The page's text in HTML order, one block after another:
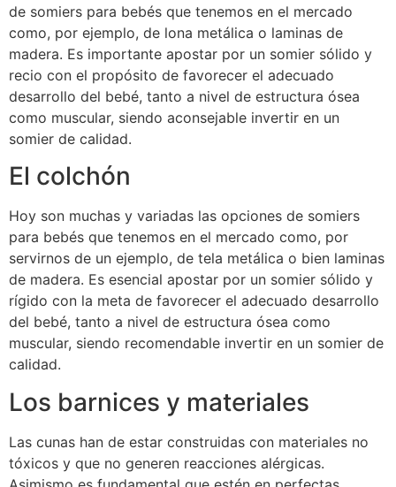
de somiers para bebés que tenemos en el mercado
como, por ejemplo, de lona metálica o laminas de
madera. Es importante apostar por un somier sólido y
recio con el propósito de favorecer el adecuado
desarrollo del bebé, tanto a nivel de estructura ósea
como muscular, siendo aconsejable invertir en un
somier de calidad.
El colchón
Hoy son muchas y variadas las opciones de somiers
para bebés que tenemos en el mercado como, por
servirnos de un ejemplo, de tela metálica o bien laminas
de madera. Es esencial apostar por un somier sólido y
rígido con la meta de favorecer el adecuado desarrollo
del bebé, tanto a nivel de estructura ósea como
muscular, siendo recomendable invertir en un somier de
calidad.
Los barnices y materiales
Las cunas han de estar construidas con materiales no
tóxicos y que no generen reacciones alérgicas.